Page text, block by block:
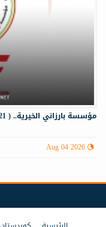
مؤسسة بارزاني الخيرية.. ( 21 ) عاما من العطاء المستمر
Aug 04 2026